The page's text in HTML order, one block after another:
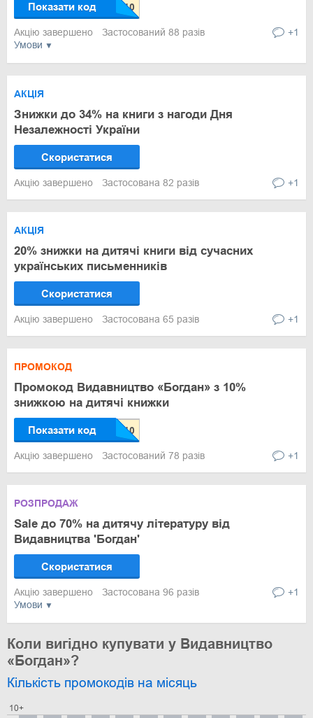
Умови
Показати код
Акцію завершено Застосований 88 разів +1
АКЦІЯ
Знижки до 34% на книги з нагоди Дня
Незалежності України
Скористатися
Акцію завершено Застосована 82 разів +1
АКЦІЯ
20% знижки на дитячі книги від сучасних
українських письменників
Скористатися
Акцію завершено Застосована 65 разів +1
ПРОМОКОД
Промокод Видавництво «Богдан» з 10%
знижкою на дитячі книжки
Показати код
Акцію завершено Застосований 78 разів +1
Умови
РОЗПРОДАЖ
Sale до 70% на дитячу літературу від
Видавництва 'Богдан'
Скористатися
Акцію завершено Застосована 96 разів +1
Коли вигідно купувати у Видавництво
«Богдан»?
Кількість промокодів на місяць
10+